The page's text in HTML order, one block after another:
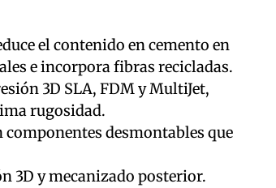
el contenido en cemento en
e incorpora fibras recicladas.
3D SLA, FDM y MultiJet,
rugosidad.
componentes desmontables que
3D y mecanizado posterior.